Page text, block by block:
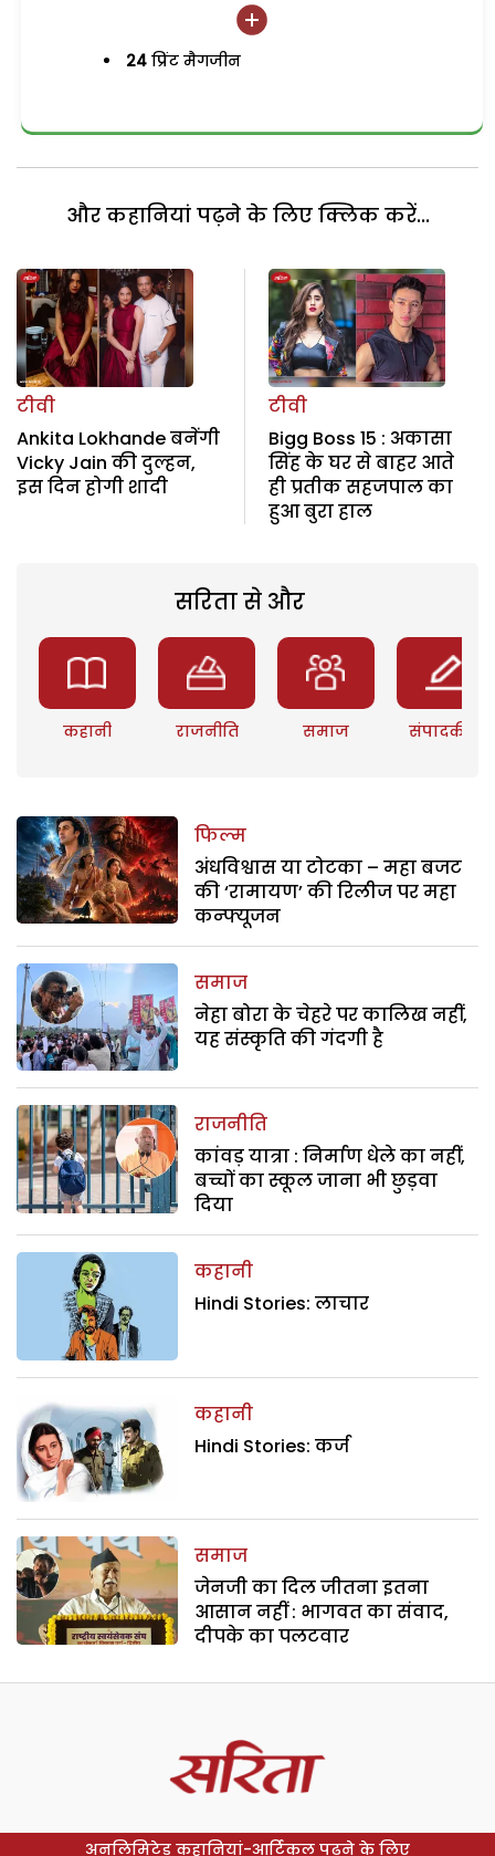
24 प्रिंट मैगजीन
और कहानियां पढ़ने के लिए क्लिक करें...
टीवी
Ankita Lokhande बनेंगी
Vicky Jain की दुल्हन,
इस दिन होगी शादी
टीवी
Bigg Boss 15 : अकासा
सिंह के घर से बाहर आते
ही प्रतीक सहजपाल का
हुआ बुरा हाल
सरिता से और
कहानी राजनीति समाज संपादकीय
फिल्म
अंधविश्वास या टोटका – महा बजट
की ‘रामायण’ की रिलीज पर महा
कन्फ्यूजन
समाज
नेहा बोरा के चेहरे पर कालिख नहीं,
यह संस्कृति की गंदगी है
राजनीति
कांवड़ यात्रा : निर्माण धेले का नहीं,
बच्चों का स्कूल जाना भी छुड़वा
दिया
कहानी
Hindi Stories: लाचार
कहानी
Hindi Stories: कर्ज
समाज
जेनजी का दिल जीतना इतना
आसान नहीं : भागवत का संवाद,
दीपके का पलटवार
अनलिमिटेड कहानियां-आर्टिकल पढ़ने के लिए